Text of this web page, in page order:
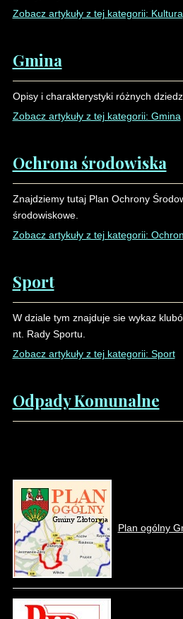
Zobacz artykuły z tej kategorii: Kultura
Gmina
Opisy i charakterystyki różnych
Zobacz artykuły z tej kategorii: Gmina
Ochrona środowiska
Znajdziemy tutaj Plan Ochrony
środowiskowe.
Zobacz artykuły z tej kategorii:
Sport
W dziale tym znajduje sie wykaz
nt. Rady Sportu.
Zobacz artykuły z tej kategorii: Sport
Odpady Komunalne
Plan ogólny